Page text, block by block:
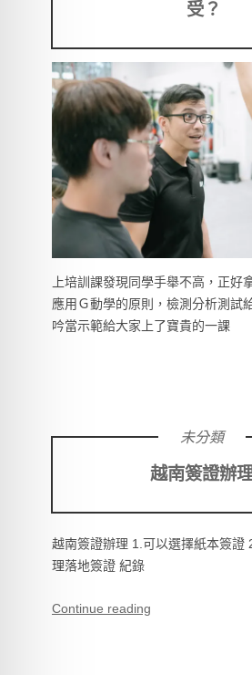
受？
上培訓課發現同學手舉不高，正好
應用Ｇ動學的原則，檢測分析測試
吟當示範給大家上了寶貴的一課
越南簽證辦
未分類
越南簽證辦理 1.可以選擇紙本簽證
理落地簽證 紀錄
Continue reading